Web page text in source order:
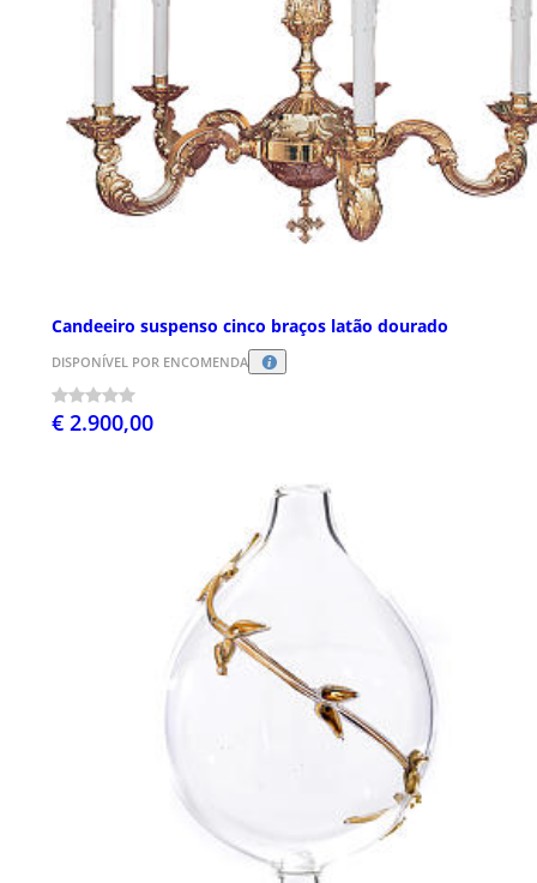
Candeeiro suspenso cinco braços latão dourado
DISPONÍVEL POR ENCOMENDA
€ 2.900,00